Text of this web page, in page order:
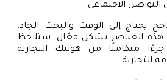
الاجتماعي.
يحتاج إلى الوقت والبحث الجاد.
هذه العناصر بشكل فعّال، ستلاحظ
متكاملًا من هويتك التجارية
التجارية.